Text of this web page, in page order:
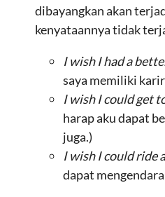
dibayangkan akan
kenyataannya tidak
I wish I had a
saya memiliki
I wish I could get
harap aku dapat
juga.)
I wish I could ride
dapat